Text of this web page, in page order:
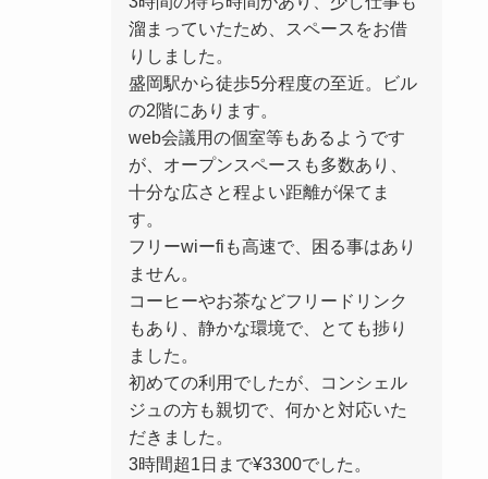
溜まっていたため、スペースをお借
りしました。
盛岡駅から徒歩5分程度の至近。ビル
の2階にあります。
web会議用の個室等もあるようです
が、オープンスペースも多数あり、
十分な広さと程よい距離が保てま
す。
フリーwiーfiも高速で、困る事はあり
ません。
コーヒーやお茶などフリードリンク
もあり、静かな環境で、とても捗り
ました。
初めての利用でしたが、コンシェル
ジュの方も親切で、何かと対応いた
だきました。
3時間超1日まで¥3300でした。